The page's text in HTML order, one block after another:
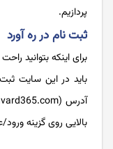
پردازیم.
ثبت نام در ره آورد
برای اینکه بتوانید
باید در این سایت
بالایی روی گزینه